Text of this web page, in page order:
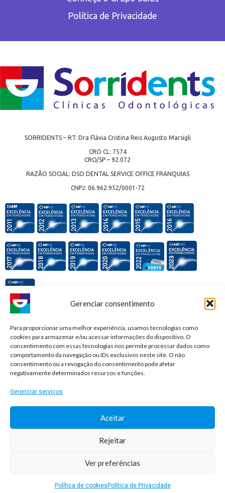
Gerenciar consentimento
Para proporcionar uma melhor experiência, usamos tecnologias como
cookies para armazenar e/ou acessar informações do dispositivo. O
consentimento com essas tecnologias nos permite processar dados como
comportamento da navegação ou IDs exclusivos neste site. O não
consentimento ou a revogação do consentimento pode afetar
negativamente determinados recursos e funções.
Gerenciar serviços
Aceitar
Rejeitar
Ver preferências
Política de cookies Política de Privacidade
Política de Privacidade
SORRIDENTS – RT: Dra Flávia Cristina Reis Augusto Marsigli
CRO CL: 7574
CRO/SP – 92.072
RAZÃO SOCIAL: DSO DENTAL SERVICE OFFICE FRANQUIAS
CNPJ: 06.962.952/0001-72
Premiações e honrarias: